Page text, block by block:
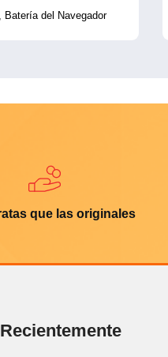
Batería del Navegador
que las originales